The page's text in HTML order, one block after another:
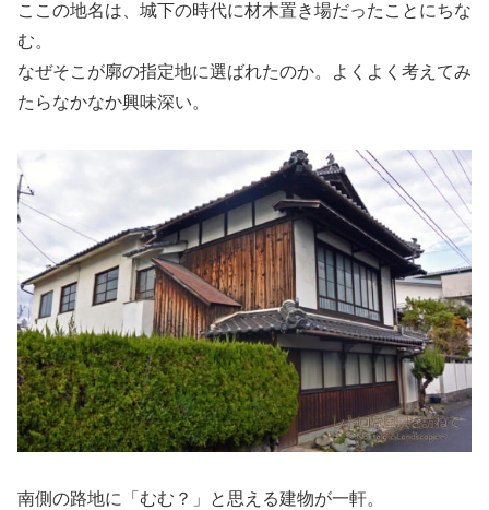
ここの地名は、城下の時代に材木置き場だったことにちな
む。
なぜそこが廓の指定地に選ばれたのか。よくよく考えてみ
たらなかなか興味深い。
南側の路地に「むむ？」と思える建物が一軒。